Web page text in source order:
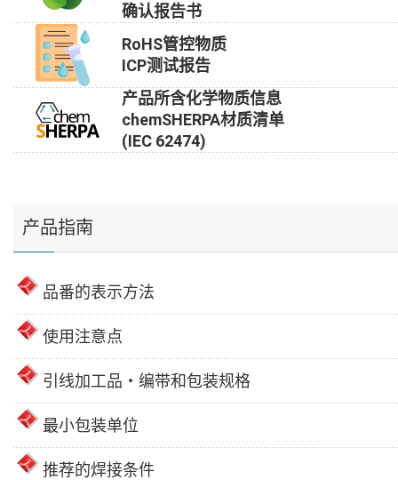
确认报告书
RoHS管控物质
ICP测试报告
产品所含化学物质信息
chemSHERPA材质清单
(IEC 62474)
产品指南
品番的表示方法
使用注意点
引线加工品・编带和包装规格
最小包装单位
推荐的焊接条件